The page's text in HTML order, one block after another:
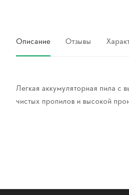
Описание Отзывы
Легкая аккумуляторная пила с
чистых пропилов и высокой